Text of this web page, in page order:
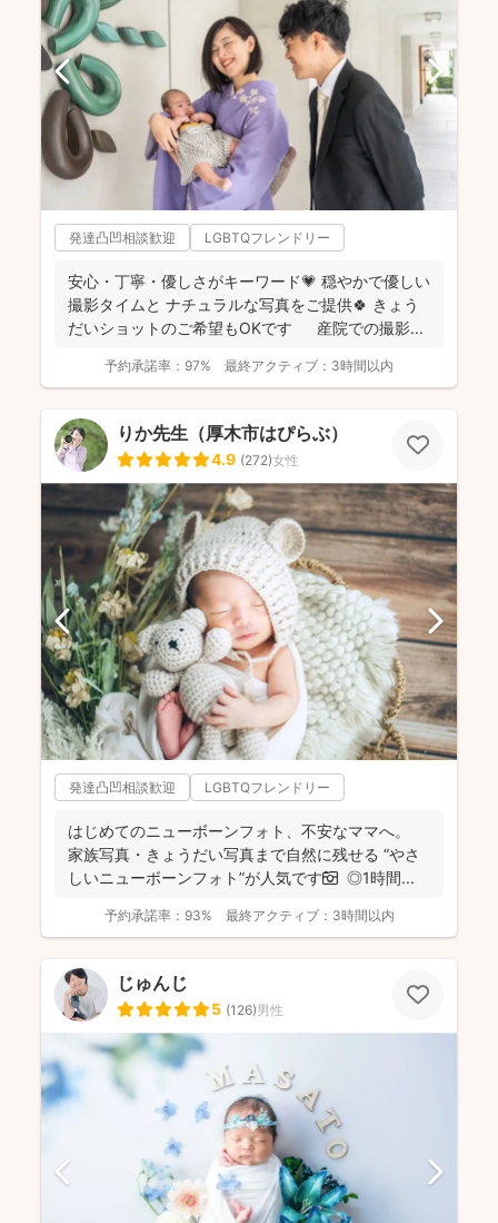
発達凸凹相談歓迎 LGBTQフレンドリー
安心・丁寧・優しさがキーワード💗 穏やかで優しい
撮影タイムと ナチュラルな写真をご提供🍀 きょう
だいショットのご希望もOKです 産院での撮影...
予約承諾率： 97% 最終アクティブ： 3時間以内
りか先生（厚木市はぴらぶ）
4.9 (272)女性
発達凸凹相談歓迎 LGBTQフレンドリー
はじめてのニューボーンフォト、不安なママへ。
家族写真・きょうだい写真まで自然に残せる “やさ
しいニューボーンフォト”が人気です📷 ◎1時間...
予約承諾率： 93% 最終アクティブ： 3時間以内
じゅんじ
5 (126)男性